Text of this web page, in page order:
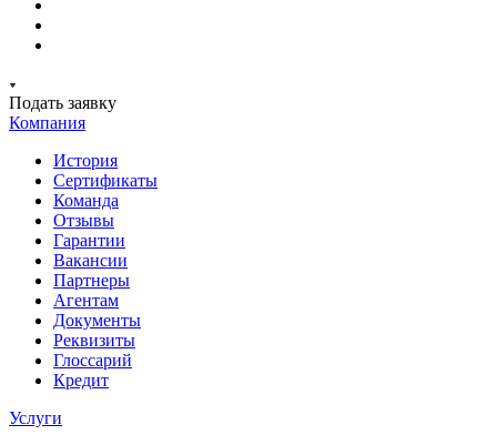
Подать заявку
Компания
История
Сертификаты
Команда
Отзывы
Гарантии
Вакансии
Партнеры
Агентам
Документы
Реквизиты
Глоссарий
Кредит
Услуги